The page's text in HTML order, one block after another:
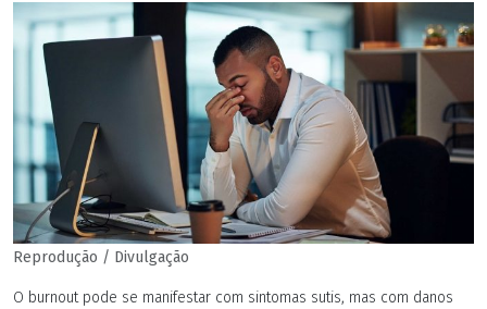
Reprodução / Divulgação
O burnout pode se manifestar com sintomas sutis, mas com danos